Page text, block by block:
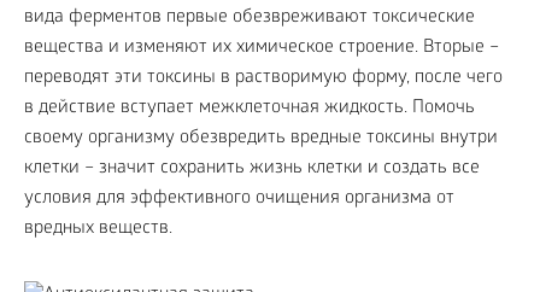
вида ферментов первые обезвреживают токсические
вещества и изменяют их химическое строение. Вторые –
переводят эти токсины в растворимую форму, после чего
в действие вступает межклеточная жидкость. Помочь
своему организму обезвредить вредные токсины внутри
клетки – значит сохранить жизнь клетки и создать все
условия для эффективного очищения организма от
вредных веществ.